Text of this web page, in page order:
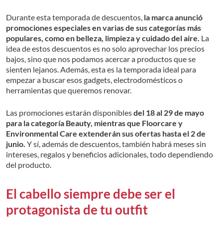
Durante esta temporada de descuentos, la marca anunció
promociones especiales en varias de sus categorías más
populares, como en belleza, limpieza y cuidado del aire. La
idea de estos descuentos es no solo aprovechar los precios
bajos, sino que nos podamos acercar a productos que se
sienten lejanos. Además, esta es la temporada ideal para
empezar a buscar esos gadgets, electrodomésticos o
herramientas que queremos renovar.
Las promociones estarán disponiblesdel 18 al 29 de mayo
para la categoría Beauty, mientras que Floorcare y
Environmental Care extenderán sus ofertas hasta el 2 de
junio. Y sí, además de descuentos, también habrá meses sin
intereses, regalos y beneficios adicionales, todo dependiendo
del producto.
El cabello siempre debe ser el
protagonista de tu outfit